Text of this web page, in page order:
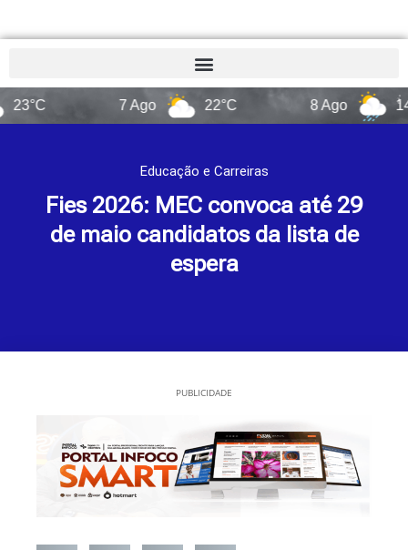
22°C 14°C
Educação e Carreiras
Fies 2026: MEC convoca até 29
de maio candidatos da lista de
espera
PUBLICIDADE